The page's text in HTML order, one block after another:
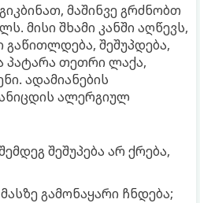
მაშინვე გრძნობთ
მისი შხამი კანში აღწევს,
გაწითლდება, შეშუპდება,
პატარა თეთრი ლაქა,
ადამიანების
ალერგიულ
შეშუპება არ ქრება,
გამონაყარი ჩნდება;